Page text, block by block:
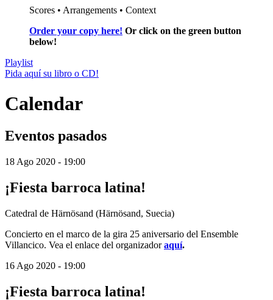
Scores • Arrangements • Context
Order your copy here! Or click on the green button
below!
Playlist
Pida aquí su libro o CD!
Calendar
Eventos pasados
18 Ago 2020 - 19:00
¡Fiesta barroca latina!
Catedral de Härnösand (Härnösand, Suecia)
Concierto en el marco de la gira 25 aniversario del Ensemble
Villancico. Vea el enlace del organizadoraquí.
16 Ago 2020 - 19:00
¡Fiesta barroca latina!